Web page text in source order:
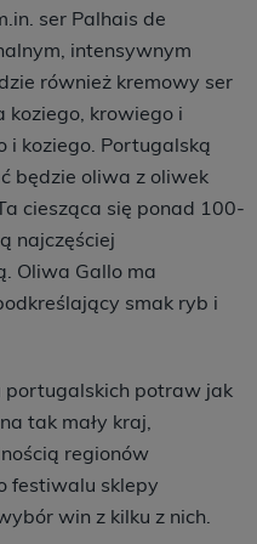
ser Palhais de
intensywnym
również kremowy ser
koziego, krowiego i
i koziego. Portugalską
będzie oliwa z oliwek
ciesząca się ponad 100-
najczęściej
Oliwa Gallo ma
smak ryb i
portugalskich potraw jak
tak mały kraj,
regionów
festiwalu sklepy
win z kilku z nich.